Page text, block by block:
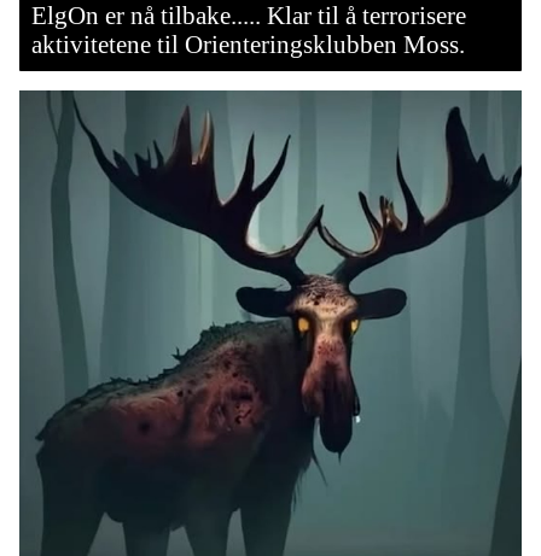
ElgOn er nå tilbake..... Klar til å terrorisere
aktivitetene til Orienteringsklubben Moss.